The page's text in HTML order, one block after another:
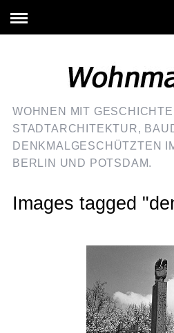
WOHNEN MIT
STADTARCHITEKTUR,
DENKMALGESCHÜTZTEN
BERLIN UND POTSDAM.
Images tagged